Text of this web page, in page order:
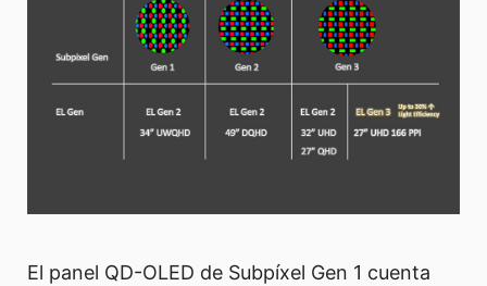
El panel QD-OLED de Subpíxel Gen 1 cuenta